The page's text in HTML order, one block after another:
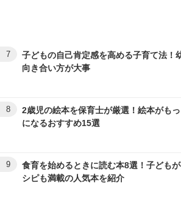
7
子どもの自己肯定感を高める子育て法！
向き合い方が大事
8
2歳児の絵本を保育士が厳選！絵本がも
になるおすすめ15選
9
食育を始めるときに読む本8選！子ども
シピも満載の人気本を紹介